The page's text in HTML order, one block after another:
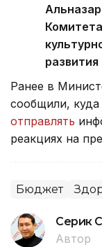
Ранее в
сообщили,
отправлять
реакциях на
Бюджет
Серик
Автор